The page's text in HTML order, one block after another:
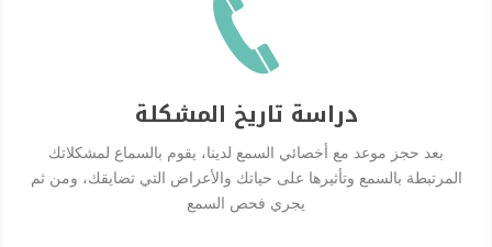

دراسة تاريخ المشكلة
بعد حجز موعد مع أخصائي السمع لدينا، يقوم بالسماع لمشكلاتك
المرتبطة بالسمع وتأثيرها على حياتك والأعراض التي تضايقك، ومن ثم
يجري فحص السمع